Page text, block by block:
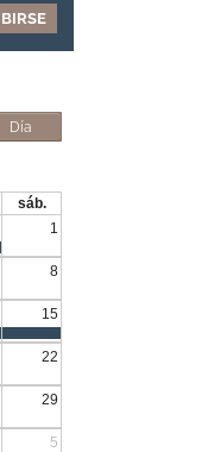
Día
sáb.
1
8
15
22
29
5